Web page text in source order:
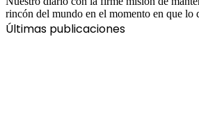
rincón del mundo en el momento en que lo
Últimas publicaciones